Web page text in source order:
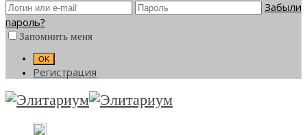
Забыли
пароль?
Запомнить меня
Регистрация